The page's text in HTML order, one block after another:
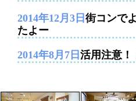
2014年12月3日 街コンで
たよー
2014年8月7日 活用注意！